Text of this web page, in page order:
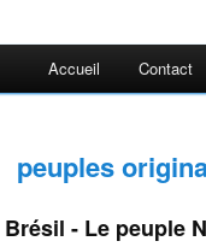
Accueil Contact
peuples
Brésil - Le peuple